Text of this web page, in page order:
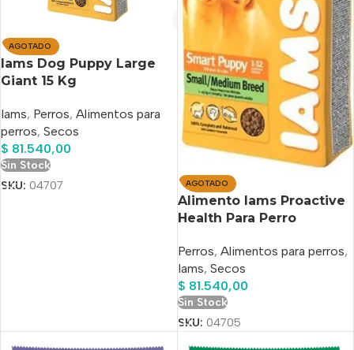
AGOTADO
Iams Dog Puppy Large
Giant 15 Kg
Iams, Perros, Alimentos para
perros, Secos
$ 81.540,00
Sin Stock
SKU: 04707 AGOTADO
Alimento Iams Proactive
Health Para Perro
Pequeña Y Mediana
Sabor Pollo En Bolsa De
15 kg
Perros, Alimentos para perros,
Iams, Secos
$ 81.540,00
Sin Stock
SKU: 04705